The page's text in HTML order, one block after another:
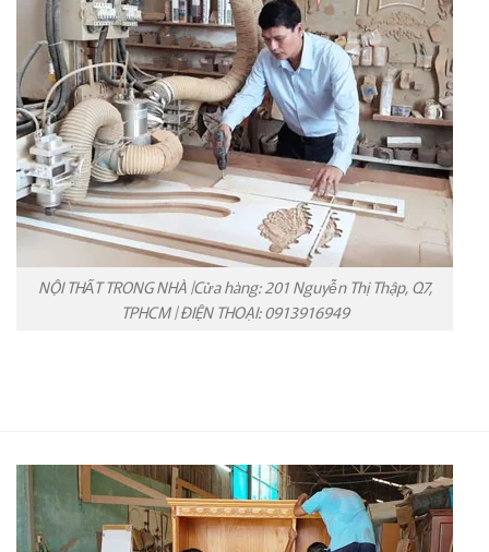
NỘI THẤT TRONG NHÀ |Cửa hàng: 201 Nguyễn Thị Thập, Q7,
TPHCM | ĐIỆN THOẠI: 0913916949